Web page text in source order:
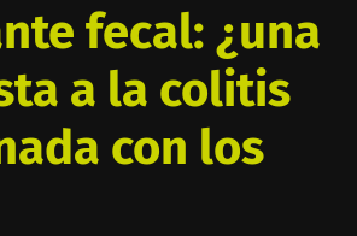
fecal: ¿una
a la colitis
con los